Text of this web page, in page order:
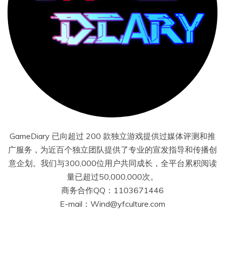
GameDiary 已向超过 200 款独立游戏提供过媒体评测和推
广服务，为近百个独立团队提供了专业的宣发指导和传播创
意企划。我们与300,000位用户共同成长，全平台累积阅读
量已超过50,000,000次。
商务合作QQ：1103671446
E-mail：Wind@yfculture.com